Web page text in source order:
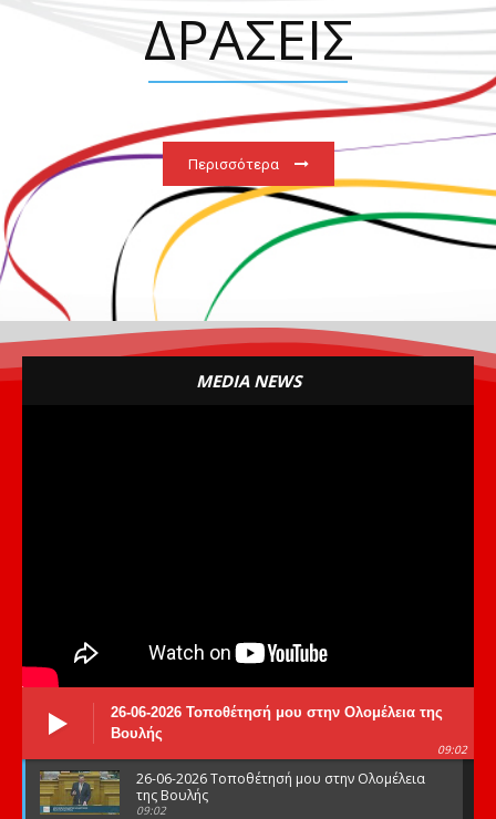
ΔΡΑΣΕΙΣ
Περισσότερα
MEDIA NEWS
26-06-2026 Τοποθέτησή μου στην Ολομέλεια της
Βουλής
09:02
26-06-2026 Τοποθέτησή μου στην Ολομέλεια
της Βουλής
09:02